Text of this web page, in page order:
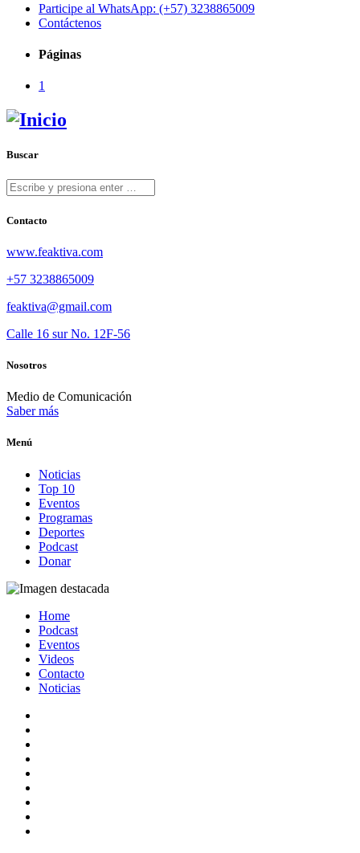
Participe al WhatsApp: (+57) 3238865009
Contáctenos
Páginas
1
Buscar
Contacto
www.feaktiva.com
+57 3238865009
feaktiva@gmail.com
Calle 16 sur No. 12F-56
Nosotros
Medio de Comunicación
Saber más
Menú
Noticias
Top 10
Eventos
Programas
Deportes
Podcast
Donar
Home
Podcast
Eventos
Videos
Contacto
Noticias